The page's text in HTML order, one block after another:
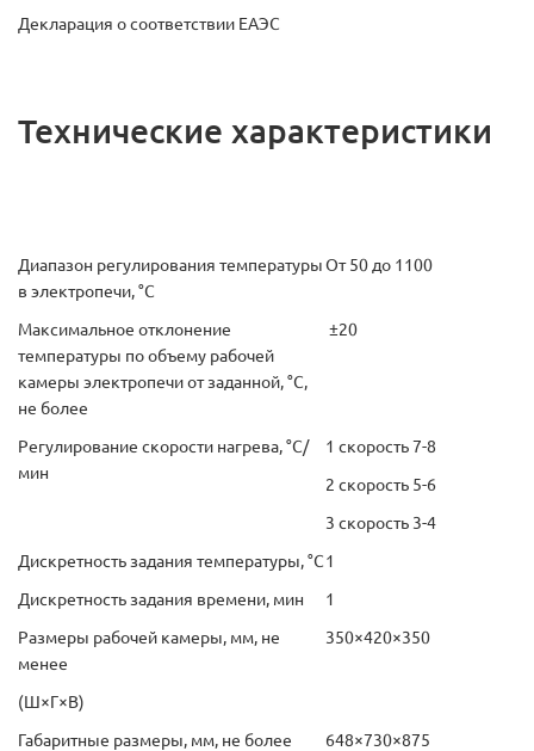
Декларация о соответствии ЕАЭС
Технические характеристики
Диапазон регулирования температуры
в электропечи, °С
От 50 до 1100
Максимальное отклонение
температуры по объему рабочей
камеры электропечи от заданной, °С,
не более
±20
Регулирование скорости нагрева, °С/
мин
1 скорость 7-8
2 скорость 5-6
3 скорость 3-4
Дискретность задания температуры, °С1
Дискретность задания времени, мин
1
Размеры рабочей камеры, мм, не
менее
(Ш×Г×В)
350×420×350
Габаритные размеры, мм, не более
648×730×875